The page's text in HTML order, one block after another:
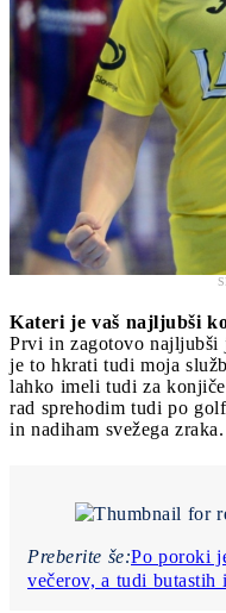
Kateri je vaš najljubši
Prvi in zagotovo najljubši
je to hkrati tudi moja
lahko imeli tudi za
rad sprehodim tudi po
in nadiham svežega zraka.
Preberite še:Po poroki
večerov, a tudi butastih